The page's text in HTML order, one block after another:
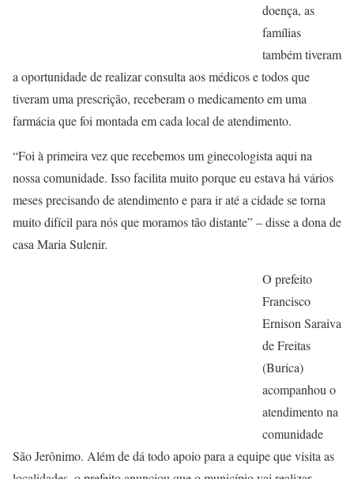
doença, as
famílias
também tiveram
a oportunidade de realizar consulta aos médicos e todos que
tiveram uma prescrição, receberam o medicamento em uma
farmácia que foi montada em cada local de atendimento.
“Foi à primeira vez que recebemos um ginecologista aqui na
nossa comunidade. Isso facilita muito porque eu estava há vários
meses precisando de atendimento e para ir até a cidade se torna
muito difícil para nós que moramos tão distante” – disse a dona de
casa Maria Sulenir.
O prefeito
Francisco
Ernison Saraiva
de Freitas
(Burica)
acompanhou o
atendimento na
comunidade
São Jerônimo. Além de dá todo apoio para a equipe que visita as